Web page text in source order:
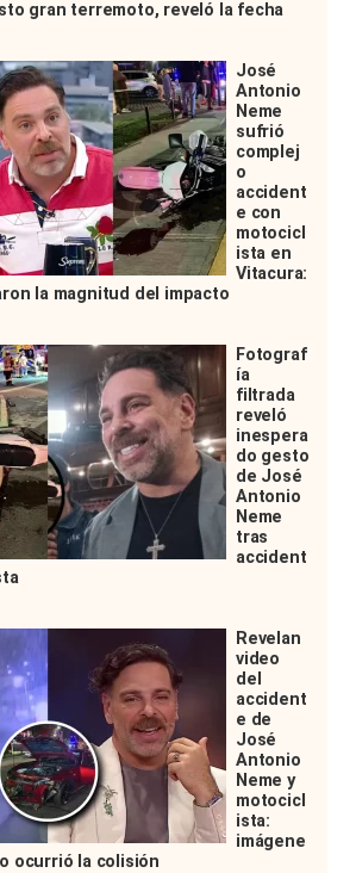
gran terremoto, reveló la fecha
José
Antonio
Neme
sufrió
complej
o
accident
e con
motocicl
ista en
Vitacura:
la magnitud del impacto
Fotograf
ía
filtrada
reveló
inespera
do gesto
de José
Antonio
Neme
tras
accident
Revelan
video
del
accident
e de
José
Antonio
Neme y
motocicl
ista:
imágene
ocurrió la colisión